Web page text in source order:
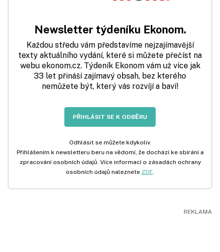
Newsletter týdeníku Ekonom.
Každou středu vám představíme nejzajímavější
texty aktuálního vydání, které si můžete přečíst na
webu ekonom.cz. Týdeník Ekonom vám už více jak
33 let přináší zajímavý obsah, bez kterého
nemůžete být, který vás rozvíjí a baví!
PŘIHLÁSIT SE K ODBĚRU
Odhlásit se můžete kdykoliv.
Přihlášením k newsletteru beru na vědomí, že dochází ke sbírání a
zpracování osobních údajů. Více informací o zásadách ochrany
osobních údajů naleznete ZDE.